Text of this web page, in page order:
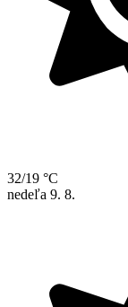
32/19 °C
nedeľa 9. 8.